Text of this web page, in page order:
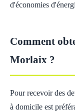
d'économies
Comment
Morlaix ?
Pour recevoir des
à domicile est